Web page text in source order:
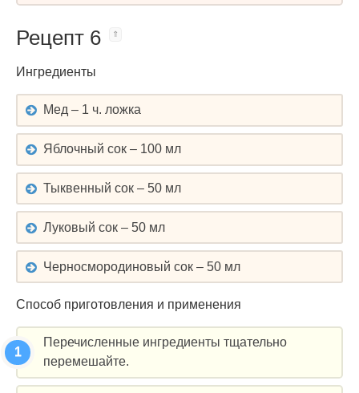
Рецепт 6
Ингредиенты
Мед – 1 ч. ложка
Яблочный сок – 100 мл
Тыквенный сок – 50 мл
Луковый сок – 50 мл
Черносмородиновый сок – 50 мл
Способ приготовления и применения
Перечисленные ингредиенты тщательно
перемешайте.